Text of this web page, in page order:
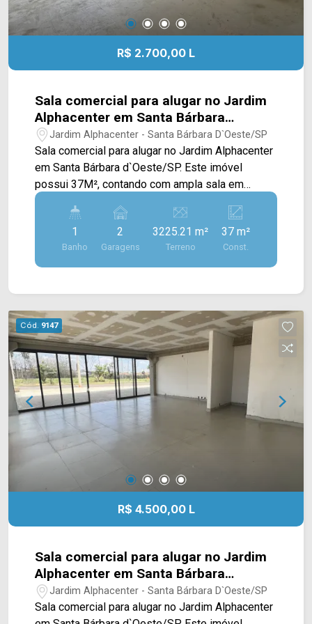
R$ 2.700,00 L
Sala comercial para alugar no Jardim
Alphacenter em Santa Bárbara
d`Oeste/SP
Jardim Alphacenter - Santa Bárbara D`Oeste/SP
Sala comercial para alugar no Jardim Alphacenter
em Santa Bárbara d`Oeste/SP. Este imóvel
possui 37M², contando com ampla sala em
blindex, banheiro, infraestrutura para instalação
de pia com ligação de água e esgoto, e ponto de
ar condicionado. > 01 banheiro social; > 02 vagas
rotativas. Localizado na Av. Norte-Sul Ver. Antônio
Carlos de Souza, estando próximo à Av. São
Atacadão, hospital Dr. Afonso Ramos, Tivoli
Shopping, Villa Multimall, Sancta, supermercados
e restaurantes. Entre em contato com a equipe da
Arbix Imóveis e agende a sua visita!! WhatsApp
e Telefone: (19) 3475-4546 ARBIX IMÓVEIS -
Presente em cada mudança!
1
Banho
2
Garagens
3225.21 m²
Terreno
37 m²
Const.
Cód. 9147
R$ 4.500,00 L
Sala comercial para alugar no Jardim
Alphacenter em Santa Bárbara
d`Oeste/SP
Jardim Alphacenter - Santa Bárbara D`Oeste/SP
Sala comercial para alugar no Jardim Alphacenter